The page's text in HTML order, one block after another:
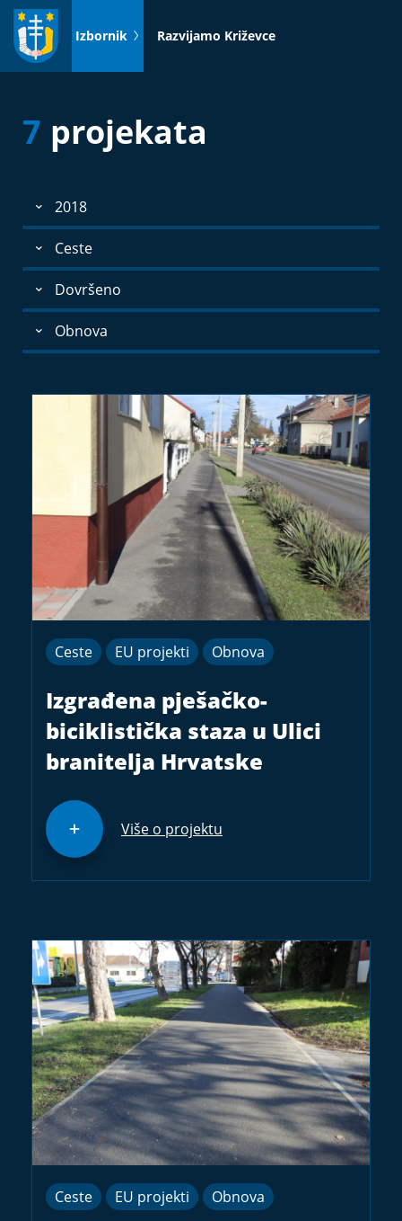
Idi
sadržaj
Izbornik Razvijamo Križevce
7 projekata
2018
Ceste
Dovršeno
Obnova
Ceste EU projekti Obnova
Izgrađena pješačko-
biciklistička staza u Ulici
branitelja Hrvatske
Više o projektu
Ceste EU projekti Obnova